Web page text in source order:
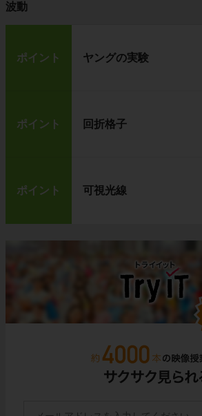
波動
ポイント ヤングの実験
ポイント 回折格子
ポイント 可視光線